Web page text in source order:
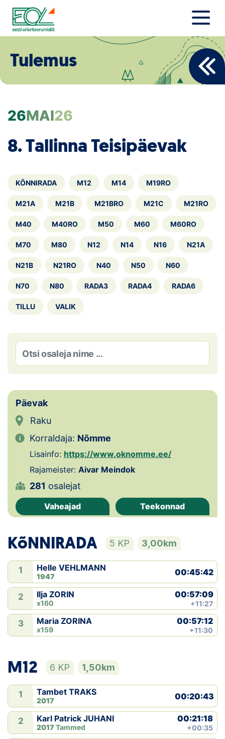
Liigu
sisu
juurde
Estonian Orienteering Federation
Eesti Orienteerumine 100!
Toetamine
Telli litsents!
Noored
Loha
Kontakt
EOL
Galerii
Kalender
Koondised
Tulemused
Dokumendid
Klubid
Suletud maastikud
Püsirajad
Ajalugu
Koolitused
OTSI
Tulemus
26MAI26
8. Tallinna Teisipäevak
KÕNNIRADA M12 M14 M19RO
M21A M21B M21BRO M21C M21RO
M40 M40RO M50 M60 M60RO
M70 M80 N12 N14 N16 N21A
N21B N21RO N40 N50 N60
N70 N80 RADA3 RADA4 RADA6
TILLU VALIK
Päevak
Raku
Korraldaja: Nõmme
Lisainfo: https://www.oknomme.ee/
Rajameister: Aivar Meindok
281 osalejat
Vaheajad Teekonnad
KõNNIRADA 5 KP 3,00km
1 Helle VEHLMANN
1947 00:45:42
2 Ilja ZORIN
x160
00:57:09
+11:27
3 Maria ZORINA
x159
00:57:12
+11:30
M12 6 KP 1,50km
1 Tambet TRAKS
2017 00:20:43
2 Karl Patrick JUHANI
2017 Tammed
00:21:18
+00:35